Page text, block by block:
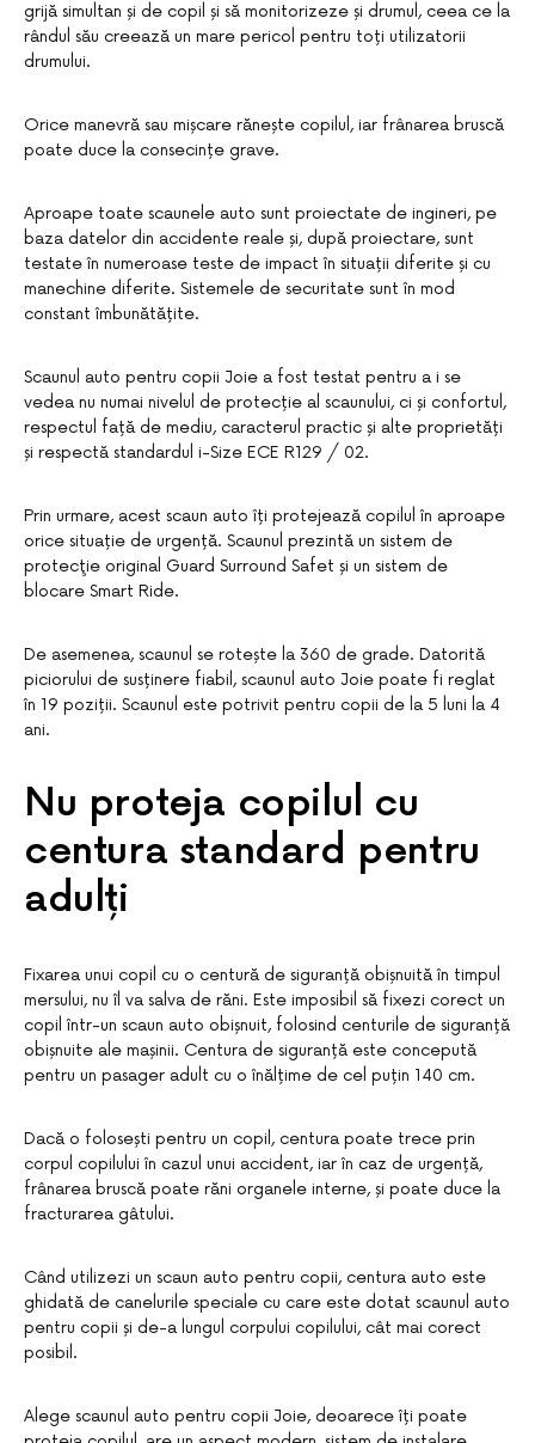
grijă simultan și de copil și să monitorizeze și drumul, ceea ce la
rândul său creează un mare pericol pentru toți utilizatorii
drumului.
Orice manevră sau mișcare rănește copilul, iar frânarea bruscă
poate duce la consecințe grave.
Aproape toate scaunele auto sunt proiectate de ingineri, pe
baza datelor din accidente reale și, după proiectare, sunt
testate în numeroase teste de impact în situații diferite și cu
manechine diferite. Sistemele de securitate sunt în mod
constant îmbunătățite.
Scaunul auto pentru copii Joie a fost testat pentru a i se
vedea nu numai nivelul de protecție al scaunului, ci și confortul,
respectul față de mediu, caracterul practic și alte proprietăți
și respectă standardul i-Size ECE R129 / 02.
Prin urmare, acest scaun auto îți protejează copilul în aproape
orice situație de urgență. Scaunul prezintă un sistem de
protecţie original Guard Surround Safet și un sistem de
blocare Smart Ride.
De asemenea, scaunul se rotește la 360 de grade. Datorită
piciorului de susținere fiabil, scaunul auto Joie poate fi reglat
în 19 poziții. Scaunul este potrivit pentru copii de la 5 luni la 4
ani.
Nu proteja copilul cu
centura standard pentru
adulți
Fixarea unui copil cu o centură de siguranță obișnuită în timpul
mersului, nu îl va salva de răni. Este imposibil să fixezi corect un
copil într-un scaun auto obișnuit, folosind centurile de siguranță
obișnuite ale mașinii. Centura de siguranță este concepută
pentru un pasager adult cu o înălțime de cel puțin 140 cm.
Dacă o folosești pentru un copil, centura poate trece prin
corpul copilului în cazul unui accident, iar în caz de urgență,
frânarea bruscă poate răni organele interne, și poate duce la
fracturarea gâtului.
Când utilizezi un scaun auto pentru copii, centura auto este
ghidată de canelurile speciale cu care este dotat scaunul auto
pentru copii și de-a lungul corpului copilului, cât mai corect
posibil.
Alege scaunul auto pentru copii Joie, deoarece îți poate